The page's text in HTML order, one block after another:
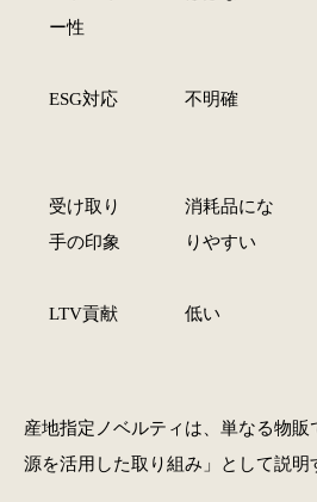
ー性
ESG対応 不明確
受け取り
手の印象
消耗品にな
りやすい
LTV貢献 低い
産地指定ノベルティは、単なる物
源を活用した取り組み」として説明